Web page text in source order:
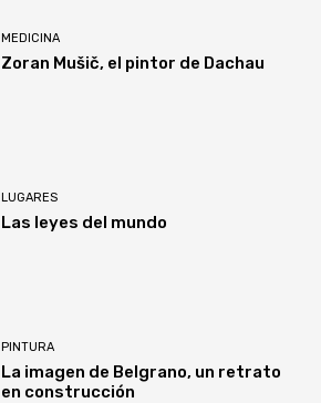
MEDICINA
Zoran Mušič, el pintor de Dachau
LUGARES
Las leyes del mundo
PINTURA
La imagen de Belgrano, un retrato
en construcción